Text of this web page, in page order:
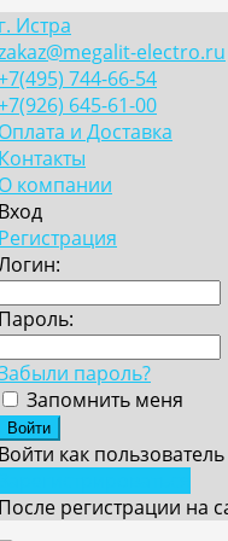
Истра
electro.ru
744-66-54
645-61-00
и Доставка
компании
пароль?
Запомнить меня
как пользователь
регистрации на